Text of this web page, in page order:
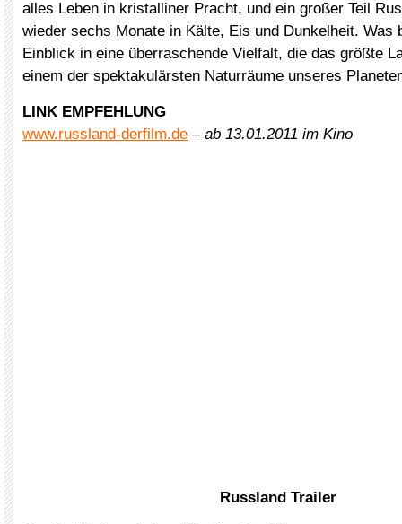
alles Leben in kristalliner Pracht, und ein großer Teil
wieder sechs Monate in Kälte, Eis und Dunkelheit. Was
Einblick in eine überraschende Vielfalt, die das größte
einem der spektakulärsten Naturräume unseres
LINK EMPFEHLUNG
www.russland-derfilm.de – ab 13.01.2011 im Kino
Russland Trailer